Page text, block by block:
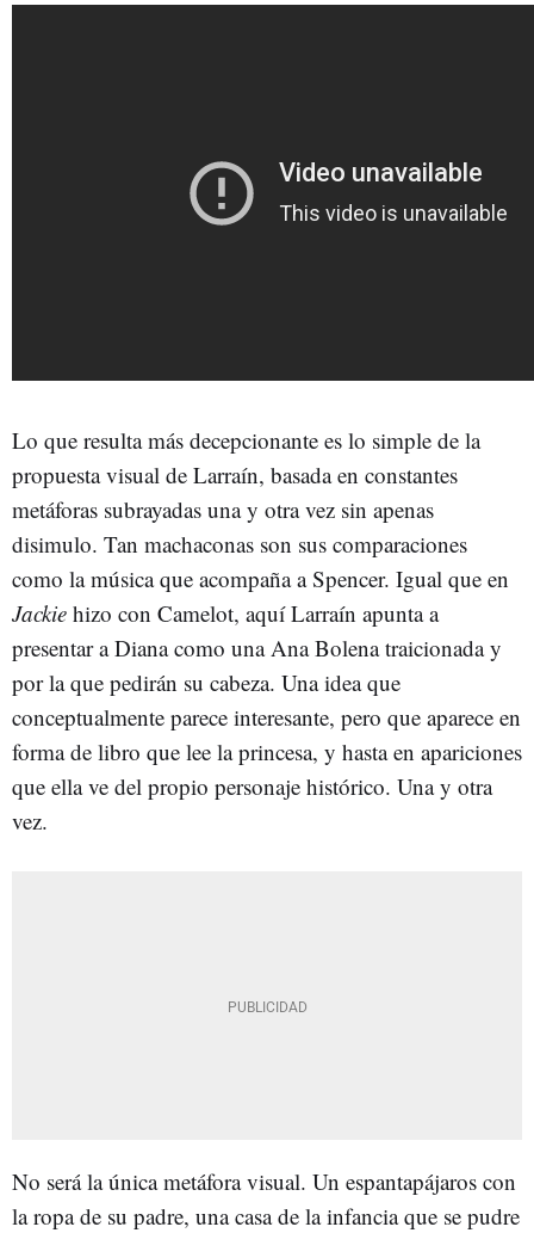
Lo que resulta más decepcionante es lo simple de la
propuesta visual de Larraín, basada en constantes
metáforas subrayadas una y otra vez sin apenas
disimulo. Tan machaconas son sus comparaciones
como la música que acompaña a Spencer. Igual que en
Jackie hizo con Camelot, aquí Larraín apunta a
presentar a Diana como una Ana Bolena traicionada y
por la que pedirán su cabeza. Una idea que
conceptualmente parece interesante, pero que aparece en
forma de libro que lee la princesa, y hasta en apariciones
que ella ve del propio personaje histórico. Una y otra
vez.
No será la única metáfora visual. Un espantapájaros con
la ropa de su padre, una casa de la infancia que se pudre